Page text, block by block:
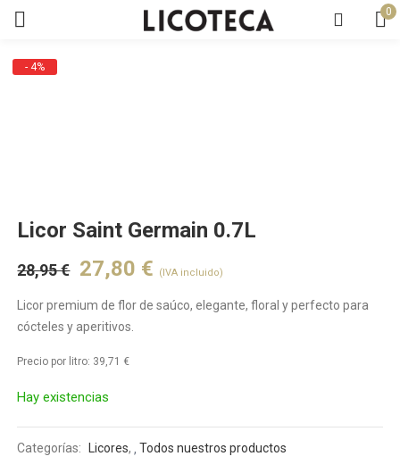
0
- 4%
Licor Saint Germain 0.7L
28,95€ 27,80 € (IVA incluido)
Licor premium de flor de saúco, elegante, floral y perfecto para
cócteles y aperitivos.
Precio por litro: 39,71 €
Hay existencias
Categorías: Licores, Todos nuestros productos